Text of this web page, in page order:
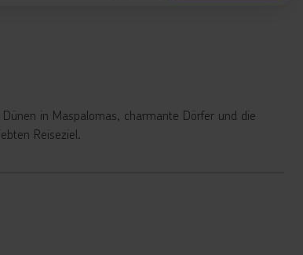
in Maspalomas, charmante Dörfer und die
Reiseziel.